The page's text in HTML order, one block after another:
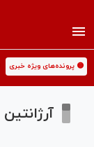
🟡 پرونده‌های ویژه خبری
آرژانتین